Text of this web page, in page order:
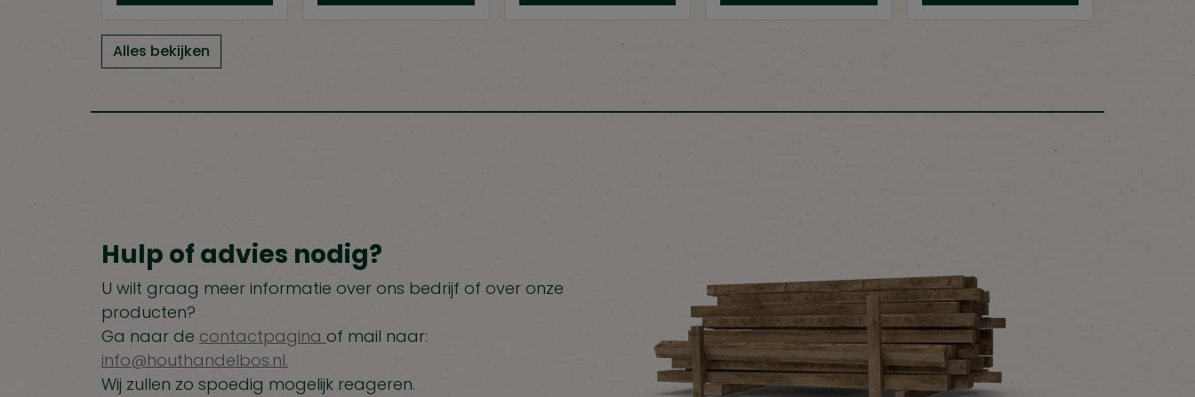
Alles bekijken
Hulp of advies nodig?
U wilt graag meer informatie over ons bedrijf of over onze
producten?
Ga naar de contactpagina of mail naar:
info@houthandelbos.nl.
Wij zullen zo spoedig mogelijk reageren.